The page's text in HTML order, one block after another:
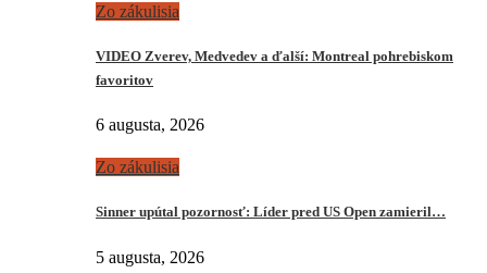
Zo zákulisia
VIDEO Zverev, Medvedev a ďalší: Montreal pohrebiskom
favoritov
6 augusta, 2026
Zo zákulisia
Sinner upútal pozornosť: Líder pred US Open zamieril…
5 augusta, 2026